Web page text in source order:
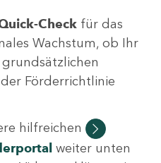
Check für das
Wachstum, ob Ihr
Förderrichtlinie
hilfreichen
weiter unten